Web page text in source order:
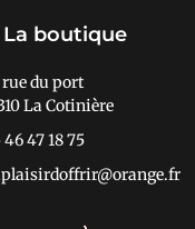
La boutique
rue du port
La Cotinière
47 18 75